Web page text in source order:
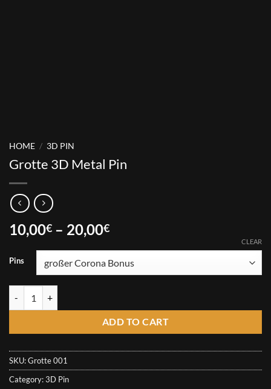
HOME / 3D PIN
Grotte 3D Metal Pin
10,00€ – 20,00€Price
10,00€
through
Pins
CLEAR
ADD TO CART
SKU:Grotte 001
Category:3D Pin